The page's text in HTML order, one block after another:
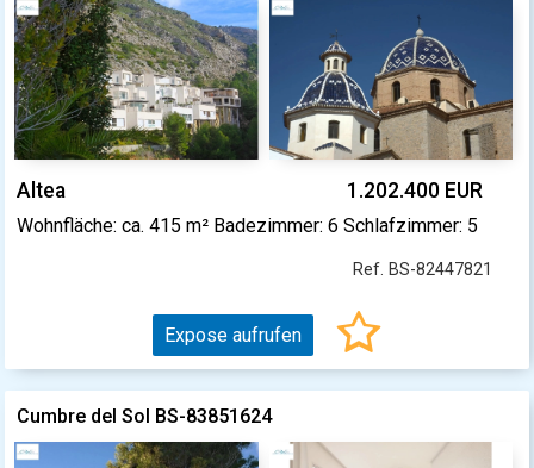
Altea 1.202.400 EUR
Wohnfläche: ca. 415 m² Badezimmer: 6 Schlafzimmer: 5
Ref. BS-82447821
Expose aufrufen
Cumbre del Sol BS-83851624